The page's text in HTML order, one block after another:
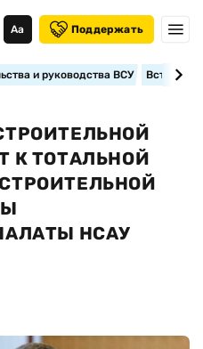
Аа Поддержать
и руководства ВСУ
К ТОТАЛЬНОЙ
НСАУ